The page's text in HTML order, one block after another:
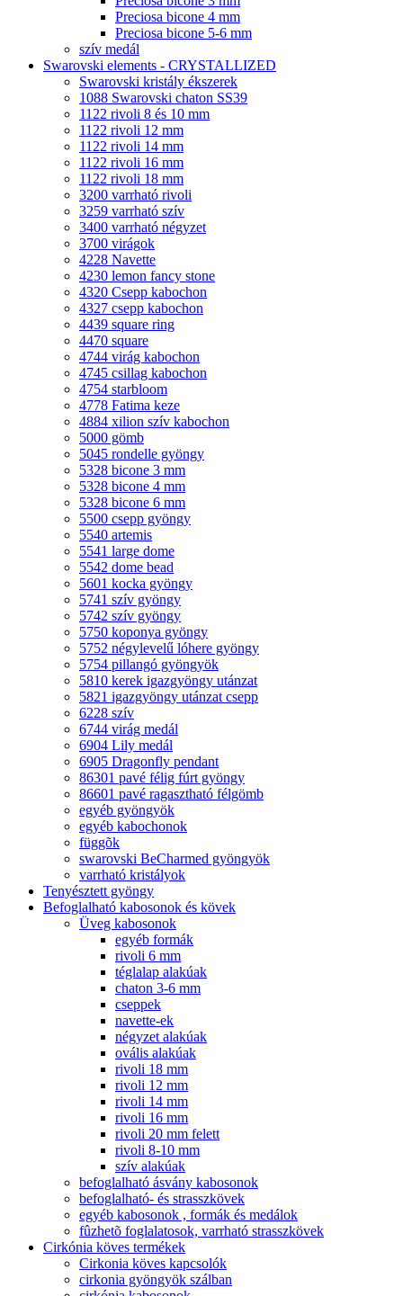
Preciosa bicone 4 mm
Preciosa bicone 5-6 mm
szív medál
Swarovski elements - CRYSTALLIZED
Swarovski kristály ékszerek
1088 Swarovski chaton SS39
1122 rivoli 8 és 10 mm
1122 rivoli 12 mm
1122 rivoli 14 mm
1122 rivoli 16 mm
1122 rivoli 18 mm
3200 varrható rivoli
3259 varrható szív
3400 varrható négyzet
3700 virágok
4228 Navette
4230 lemon fancy stone
4320 Csepp kabochon
4327 csepp kabochon
4439 square ring
4470 square
4744 virág kabochon
4745 csillag kabochon
4754 starbloom
4778 Fatima keze
4884 xilion szív kabochon
5000 gömb
5045 rondelle gyöngy
5328 bicone 3 mm
5328 bicone 4 mm
5328 bicone 6 mm
5500 csepp gyöngy
5540 artemis
5541 large dome
5542 dome bead
5601 kocka gyöngy
5741 szív gyöngy
5742 szív gyöngy
5750 koponya gyöngy
5752 négylevelű lóhere gyöngy
5754 pillangó gyöngyök
5810 kerek igazgyöngy utánzat
5821 igazgyöngy utánzat csepp
6228 szív
6744 virág medál
6904 Lily medál
6905 Dragonfly pendant
86301 pavé félig fúrt gyöngy
86601 pavé ragasztható félgömb
egyéb gyöngyök
egyéb kabochonok
függõk
swarovski BeCharmed gyöngyök
varrható kristályok
Tenyésztett gyöngy
Befoglalható kabosonok és kövek
Üveg kabosonok
egyéb formák
rivoli 6 mm
téglalap alakúak
chaton 3-6 mm
cseppek
navette-ek
négyzet alakúak
ovális alakúak
rivoli 18 mm
rivoli 12 mm
rivoli 14 mm
rivoli 16 mm
rivoli 20 mm felett
rivoli 8-10 mm
szív alakúak
befoglalható ásvány kabosonok
befoglalható- és strasszkövek
egyéb kabosonok , formák és medálok
fûzhetõ foglalatosok, varrható strasszkövek
Cirkónia köves termékek
Cirkonia köves kapcsolók
cirkonia gyöngyök szálban